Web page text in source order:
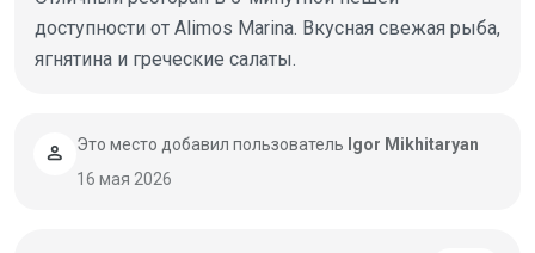
доступности от Alimos Marina. Вкусная свежая рыба,
ягнятина и греческие салаты.
person Это место добавил пользователь Igor Mikhitaryan
16 мая 2026